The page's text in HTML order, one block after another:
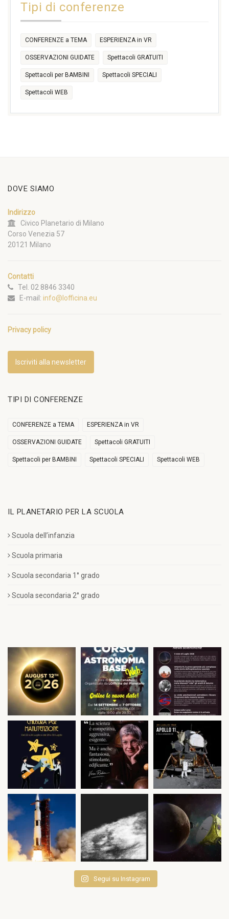
17:30
Tipi di conferenze
CONFERENZE a TEMA ESPERIENZA in VR
OSSERVAZIONI GUIDATE Spettacoli GRATUITI
Spettacoli per BAMBINI Spettacoli SPECIALI
Spettacoli WEB
DOVE SIAMO
Indirizzo
Civico Planetario di Milano
Corso Venezia 57
20121 Milano
Contatti
Tel. 02 8846 3340
E-mail: info@lofficina.eu
Privacy policy
Iscriviti alla newsletter
TIPI DI CONFERENZE
CONFERENZE a TEMA ESPERIENZA in VR
OSSERVAZIONI GUIDATE Spettacoli GRATUITI
Spettacoli per BAMBINI Spettacoli SPECIALI Spettacoli WEB
IL PLANETARIO PER LA SCUOLA
Scuola dell’infanzia
Scuola primaria
Scuola secondaria 1° grado
Scuola secondaria 2° grado
Segui su Instagram